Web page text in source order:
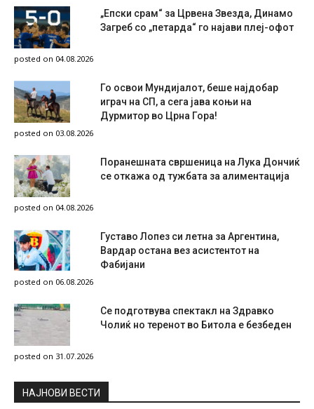
„Епски срам“ за Црвена Звезда, Динамо
Загреб со „петарда“ го најави плеј-офот
posted on 04.08.2026
Го освои Мундијалот, беше најдобар
играч на СП, а сега јава коњи на
Дурмитор во Црна Гора!
posted on 03.08.2026
Поранешната свршеница на Лука Дончиќ
се откажа од тужбата за алиментација
posted on 04.08.2026
Густаво Лопез си летна за Аргентина,
Вардар остана вез асистентот на
Фабијани
posted on 06.08.2026
Се подготвува спектакл на Здравко
Чолиќ но теренот во Битола е безбеден
posted on 31.07.2026
НAЈНОВИ ВЕСТИ